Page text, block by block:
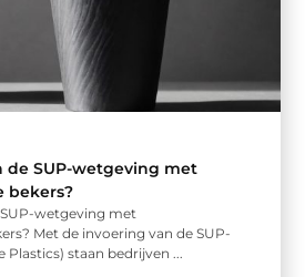
de SUP-wetgeving met
bekers?
wetgeving met
Met de invoering van de SUP-
staan bedrijven ...